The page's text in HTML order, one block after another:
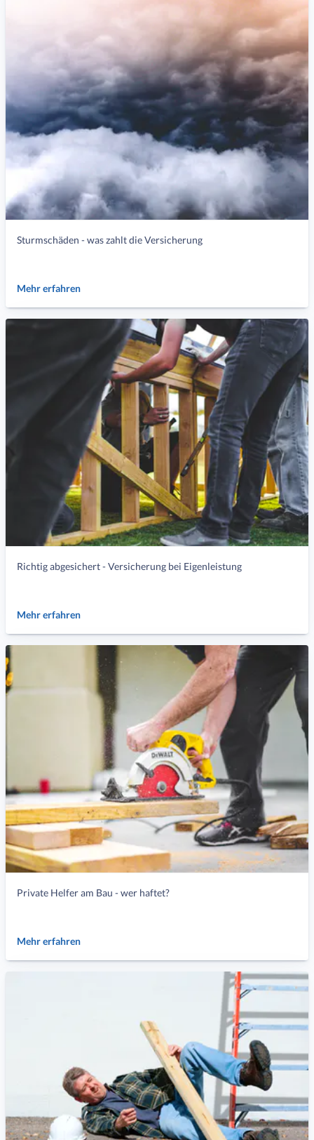
Sturmschäden - was zahlt die Versicherung
Mehr erfahren
Richtig abgesichert - Versicherung bei Eigenleistung
Mehr erfahren
Private Helfer am Bau - wer haftet?
Mehr erfahren